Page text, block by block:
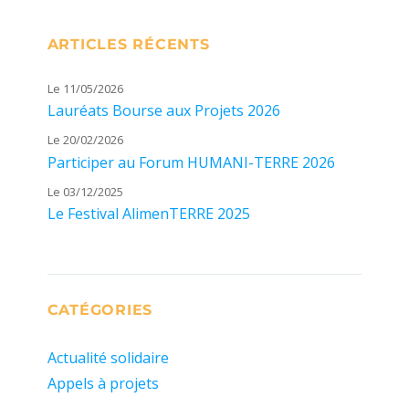
ARTICLES RÉCENTS
Le 11/05/2026
Lauréats Bourse aux Projets 2026
Le 20/02/2026
Participer au Forum HUMANI-TERRE 2026
Le 03/12/2025
Le Festival AlimenTERRE 2025
CATÉGORIES
Actualité solidaire
Appels à projets